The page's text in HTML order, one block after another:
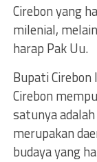
Cirebon yang
milenial,
harap Pak Uu.
Bupati
Cirebon
satunya
merupakan
budaya yang